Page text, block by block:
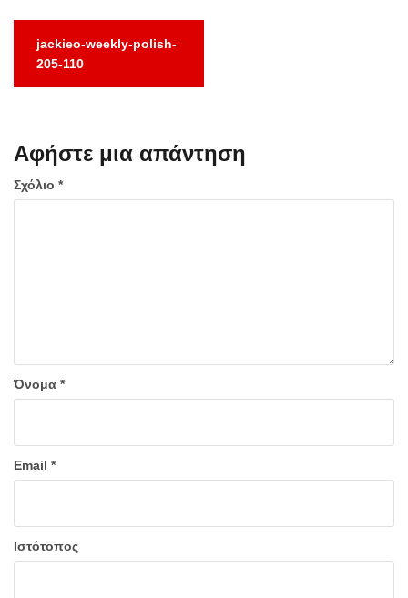
άρθρων
jackieo-weekly-polish-
205-110
Αφήστε μια απάντηση
Σχόλιο *
Όνομα *
Email *
Ιστότοπος